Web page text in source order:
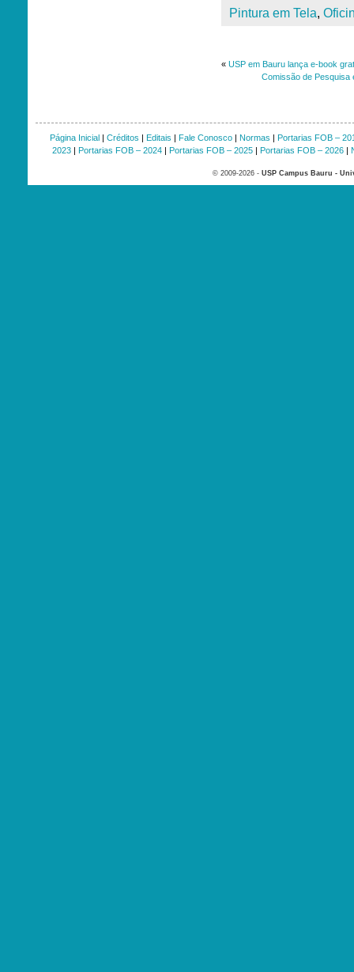
Pintura em Tela,
« USP em Bauru lança e-book
Comissão de Pesquisa
Página Inicial| Créditos | Editais | Fale Conosco| Normas | Portarias FOB –
2023| Portarias FOB – 2024| Portarias FOB – 2025| Portarias FOB – 2026|
© 2009-2026 - USP Campus Bauru -